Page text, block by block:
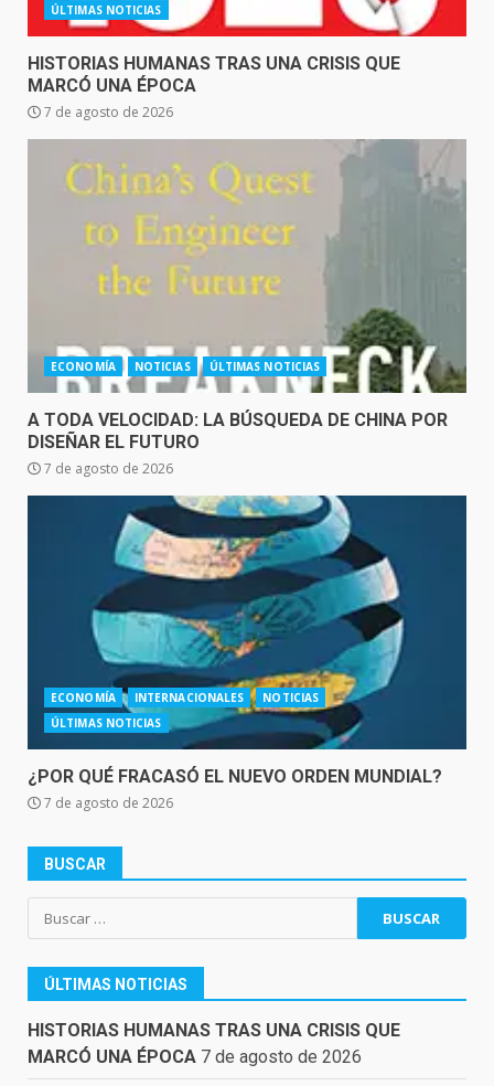
ÚLTIMAS NOTICIAS
HISTORIAS HUMANAS TRAS UNA CRISIS QUE
MARCÓ UNA ÉPOCA
7 de agosto de 2026
ECONOMÍA NOTICIAS ÚLTIMAS NOTICIAS
A TODA VELOCIDAD: LA BÚSQUEDA DE CHINA POR
DISEÑAR EL FUTURO
7 de agosto de 2026
ECONOMÍA INTERNACIONALES
NOTICIAS
ÚLTIMAS NOTICIAS
¿POR QUÉ FRACASÓ EL NUEVO ORDEN MUNDIAL?
7 de agosto de 2026
BUSCAR
Buscar:
ÚLTIMAS NOTICIAS
HISTORIAS HUMANAS TRAS UNA CRISIS QUE
MARCÓ UNA ÉPOCA 7 de agosto de 2026